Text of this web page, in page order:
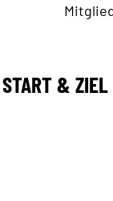
START & ZIEL